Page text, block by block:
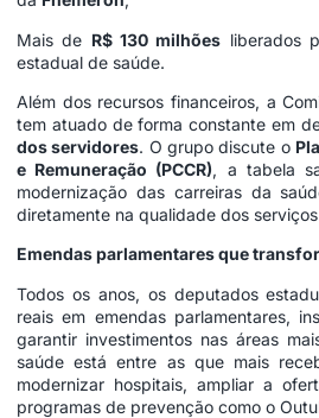
Mais de R$ 130 milhões liberados
estadual de saúde.
Além dos recursos financeiros, a
tem atuado de forma constante em
dos servidores. O grupo discute o
e Remuneração (PCCR), a tabela
modernização das carreiras da
diretamente na qualidade dos
Emendas parlamentares que
Todos os anos, os deputados
reais em emendas parlamentares,
garantir investimentos nas áreas
saúde está entre as que mais
modernizar hospitais, ampliar a
programas de prevenção como o